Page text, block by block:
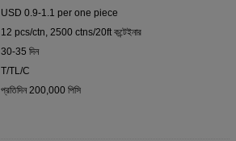
USD 0.9-1.1 per one piece
12 pcs/ctn, 2500 ctns/20ft কন্টেইনার
30-35 দিন
T/TL/C
প্রতিদিন 200,000 পিসি